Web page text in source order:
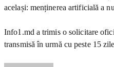
același: menținerea artificială a
Info1.md a trimis o solicitare
transmisă în urmă cu peste 15